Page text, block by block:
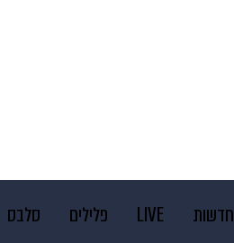
חדשות LIVE פלילים סלבס